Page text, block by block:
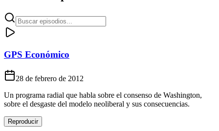
GPS Económico
28 de febrero de 2012
Un programa radial que habla sobre el consenso de Washington,
sobre el desgaste del modelo neoliberal y sus consecuencias.
Reproducir